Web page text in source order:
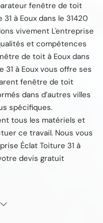
fenêtre de toit
à Eoux dans le 31420
vivement L'entreprise
et compétences
de toit à Eoux dans
31 à Eoux vous offre ses
fenêtre de toit
dans d’autres villes
spécifiques.
tous les matériels et
ce travail. Nous vous
Éclat Toiture 31 à
devis gratuit